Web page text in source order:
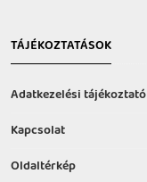
TÁJÉKOZTATÁSOK
Adatkezelési tájékoztató
Kapcsolat
Oldaltérkép